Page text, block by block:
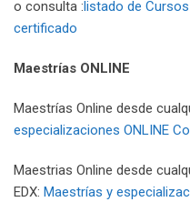
o consulta : listado de
certificado
Maestrías ONLINE
Maestrías Online desde
especializaciones ONLINE
Maestrias Online desde
EDX: Maestrías y